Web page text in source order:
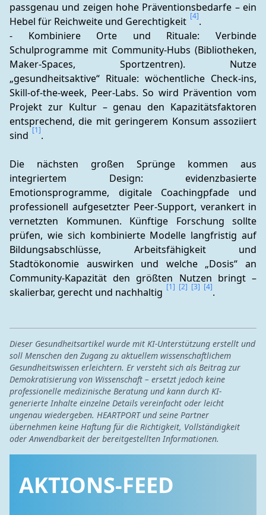
passgenau und zeigen hohe Präventionsbedarfe – ein
Hebel für Reichweite und Gerechtigkeit [4].
- Kombiniere Orte und Rituale: Verbinde
Schulprogramme mit Community-Hubs (Bibliotheken,
Maker-Spaces, Sportzentren). Nutze
„gesundheitsaktive“ Rituale: wöchentliche Check-ins,
Skill-of-the-week, Peer-Labs. So wird Prävention vom
Projekt zur Kultur – genau den Kapazitätsfaktoren
entsprechend, die mit geringerem Konsum assoziiert
sind [1].
Die nächsten großen Sprünge kommen aus
integriertem Design: evidenzbasierte
Emotionsprogramme, digitale Coachingpfade und
professionell aufgesetzter Peer-Support, verankert in
vernetzten Kommunen. Künftige Forschung sollte
prüfen, wie sich kombinierte Modelle langfristig auf
Bildungsabschlüsse, Arbeitsfähigkeit und
Stadtökonomie auswirken und welche „Dosis“ an
Community-Kapazität den größten Nutzen bringt –
skalierbar, gerecht und nachhaltig [1] [2] [3] [4].
Dieser Gesundheitsartikel wurde mit KI-Unterstützung erstellt und
soll Menschen den Zugang zu aktuellem wissenschaftlichem
Gesundheitswissen erleichtern. Er versteht sich als Beitrag zur
Demokratisierung von Wissenschaft – ersetzt jedoch keine
professionelle medizinische Beratung und kann durch KI-
generierte Inhalte einzelne Details vereinfacht oder leicht
ungenau wiedergeben. HEARTPORT und seine Partner
übernehmen keine Haftung für die Richtigkeit, Vollständigkeit
oder Anwendbarkeit der bereitgestellten Informationen.
AKTIONS-FEED